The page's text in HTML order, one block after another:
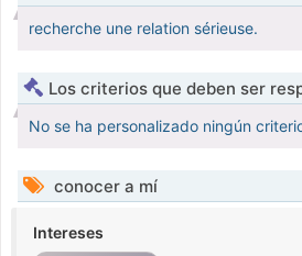
recherche une relation sérieuse.
Los criterios que deben ser
No se ha personalizado ningún
conocer a mí
Intereses